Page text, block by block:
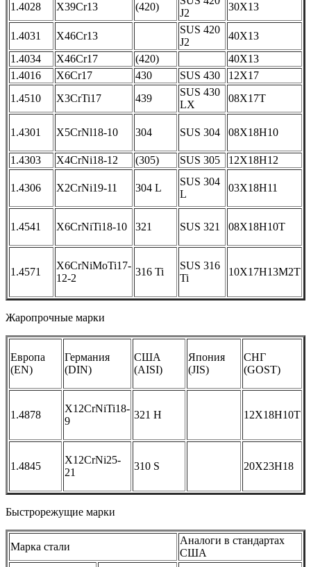
1.4028 X39Cr13 (420)
J2
30X13
1.4031 X46Cr13
SUS 420
J2
40X13
1.4034
X46Cr17 (420)
40X13
1.4016
X6Cr17 430 SUS 430
12X17
1.4510
X3CrTi17 439
SUS 430
LX
08X17T
1.4301 X5CrNl18-10 304 SUS 304 08X18H10
1.4303 X4CrNi18-12 (305) SUS 305 12X18H12
1.4306 X2CrNi19-11 304 L
SUS 304
L
03X18H11
1.4541 X6CrNiTi18-10 321 SUS 321 08X18H10T
1.4571
X6CrNiMoTi17-
12-2
316 Ti
SUS 316
Ti
10X17H13M2T
Жаропрочные марки
Европа
(EN)
Германия
(DIN)
США
(AISI)
Япония
(JIS)
СНГ
(GOST)
1.4878
X12CrNiTi18-
9
321 H 12X18H10T
1.4845
X12CrNi25-
21
310 S 20X23H18
Быстрорежущие марки
Марка стали
Аналоги в стандартах
США